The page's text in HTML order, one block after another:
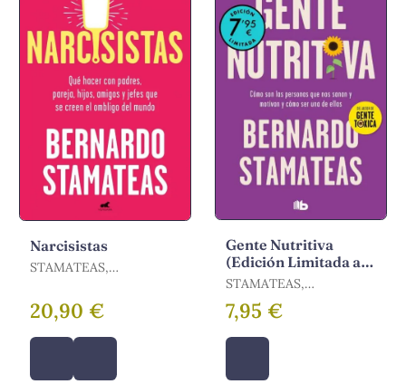
Narcisistas
STAMATEAS,
20,90 €
Gente Nutritiva
(Edición Limitada a
Precio Especial)
STAMATEAS,
BERNARDO
7,95 €